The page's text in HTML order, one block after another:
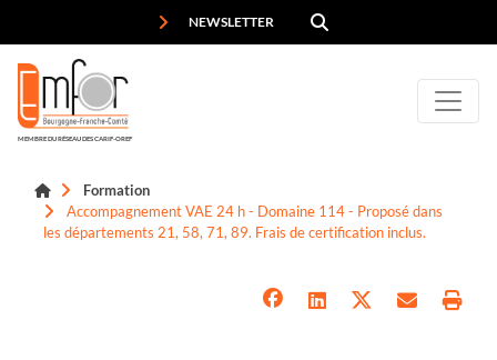
NEWSLETTER
MEMBRE DU RÉSEAU DES CARIF-OREF
Formation
Accompagnement VAE 24 h - Domaine 114 - Proposé dans
les départements 21, 58, 71, 89. Frais de certification inclus.
Panneau de gestion des cookies